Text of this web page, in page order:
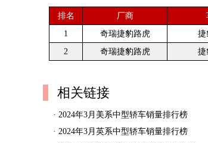
排名 厂商
1
奇瑞捷豹路虎 捷
2
奇瑞捷豹路虎 捷
相关链接
· 2024年3月美系中型轿车销量排行榜
· 2024年3月英系中型轿车销量排行榜